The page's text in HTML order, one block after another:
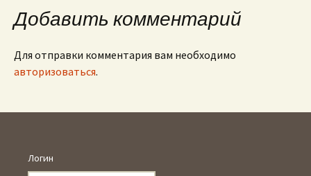
Добавить комментарий
Для отправки комментария вам необходимо
авторизоваться.
Логин